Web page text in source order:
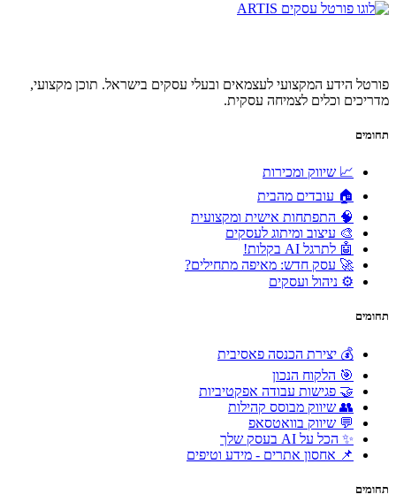
פורטל הידע המקצועי לעצמאים ובעלי עסקים בישראל. תוכן מקצועי,
מדריכים וכלים לצמיחה עסקית.
תחומים
📈 שיווק ומכירות
🏠 עובדים מהבית
🧠 התפתחות אישית ומקצועית
🎨 עיצוב ומיתוג לעסקים
🤖 לתרגל AI בקלות!
🚀 עסק חדש: מאיפה מתחילים?
⚙️ ניהול ועסקים
תחומים
💰 יצירת הכנסה פאסיבית
🎯 הלקוח הנכון
🤝 פגישות עבודה אפקטיביות
👥 שיווק מבוסס קהילות
💬 שיווק בוואטסאפ
✨ הכל על AI בעסק שלך
📌 אחסון אתרים - מידע וטיפים
תחומים